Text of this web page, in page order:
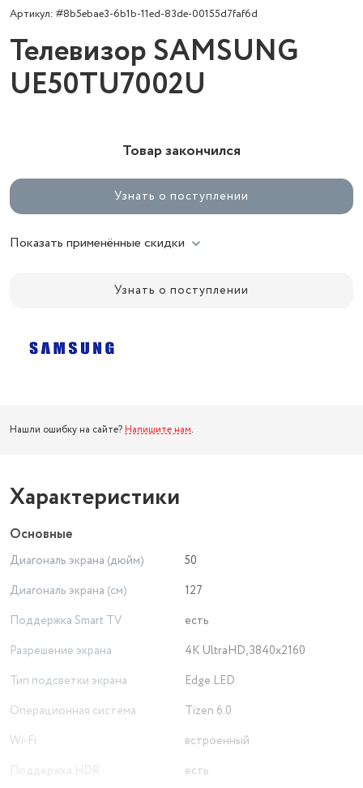
Артикул: #8b5ebae3-6b1b-11ed-83de-00155d7faf6d
Телевизор SAMSUNG
UE50TU7002U
Товар закончился
Узнать о поступлении
Показать применённые скидки
Узнать о поступлении
Нашли ошибку на сайте? Напишите нам.
Характеристики
Основные
Диагональ экрана (дюйм)
50
Диагональ экрана (см)
127
Поддержка Smart TV
есть
Разрешение экрана
4K UltraHD, 3840x2160
Тип подсветки экрана
Edge LED
Операционная система
Tizen 6.0
Wi-Fi
встроенный
Поддержка HDR
есть